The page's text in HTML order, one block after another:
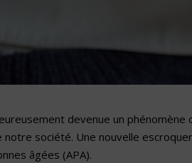
devenue un phénomène
notre société. Une nouvelle
âgées (APA).